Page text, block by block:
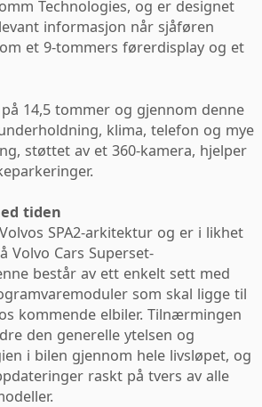
Technologies, og er designet
informasjon når sjåføren
et 9-tommers førerdisplay og et
14,5 tommer og gjennom denne
klima, telefon og mye
støttet av et 360-kamera, hjelper
tiden
SPA2-arkitektur og er i likhet
Volvo Cars Superset-
består av ett enkelt sett med
som skal ligge til
kommende elbiler. Tilnærmingen
den generelle ytelsen og
i bilen gjennom hele livsløpet, og
raskt på tvers av alle